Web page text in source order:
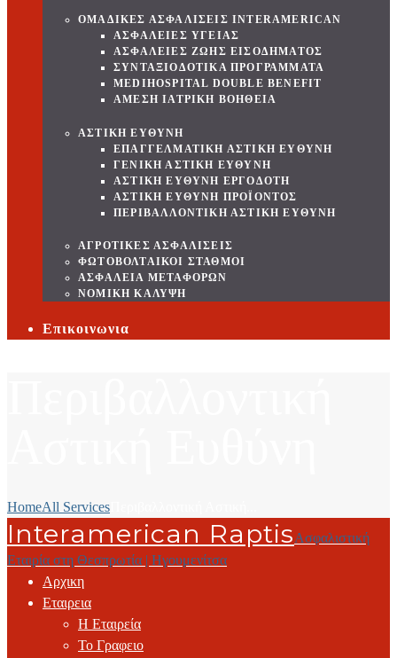
ΟΜΑΔΙΚΕΣ ΑΣΦΑΛΙΣΕΙΣ INTERAMERICAN
ΑΣΦΑΛΕΙΕΣ ΥΓΕΙΑΣ
ΑΣΦΑΛΕΙΕΣ ΖΩΗΣ ΕΙΣΟΔΗΜΑΤΟΣ
ΣΥΝΤΑΞΙΟΔΟΤΙΚΑ ΠΡΟΓΡΑΜΜΑΤΑ
MEDIHOSPITAL DOUBLE BENEFIT
ΑΜΕΣΗ ΙΑΤΡΙΚΗ ΒΟΗΘΕΙΑ
ΑΣΤΙΚΗ ΕΥΘΥΝΗ
ΕΠΑΓΓΕΛΜΑΤΙΚΗ ΑΣΤΙΚΗ ΕΥΘΥΝΗ
ΓΕΝΙΚΗ ΑΣΤΙΚΗ ΕΥΘΥΝΗ
ΑΣΤΙΚΗ ΕΥΘΥΝΗ ΕΡΓΟΔΟΤΗ
ΑΣΤΙΚΗ ΕΥΘΥΝΗ ΠΡΟΪΟΝΤΟΣ
ΠΕΡΙΒΑΛΛΟΝΤΙΚΗ ΑΣΤΙΚΗ ΕΥΘΥΝΗ
ΑΓΡΟΤΙΚΕΣ ΑΣΦΑΛΙΣΕΙΣ
ΦΩΤΟΒΟΛΤΑΙΚΟΙ ΣΤΑΘΜΟΙ
ΑΣΦΑΛΕΙΑ ΜΕΤΑΦΟΡΩΝ
ΝΟΜΙΚΗ ΚΑΛΥΨΗ
Επικοινωνια
HomeAll Services
Interamerican RaptisΑσφαλιστική
Εταιρία στη Θεσπρωτία | Ηγουμενίτσα
Αρχικη
Εταιρεια
Η Εταιρεία
Το Γραφειο